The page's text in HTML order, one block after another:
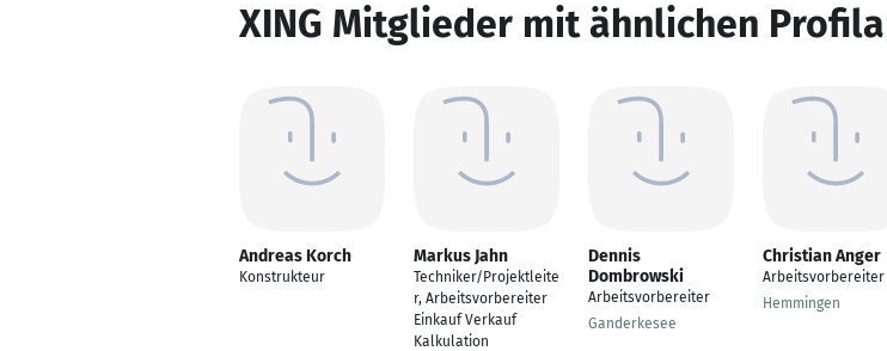
XING Mitglieder mit ähnlichen
Andreas Korch
Konstrukteur
Markus Jahn
Techniker/Projektleite
r, Arbeitsvorbereiter
Einkauf Verkauf
Kalkulation
Dennis
Dombrowski
Arbeitsvorbereiter
Ganderkesee
Christian Anger
Arbeitsvorbereiter
Hemmingen